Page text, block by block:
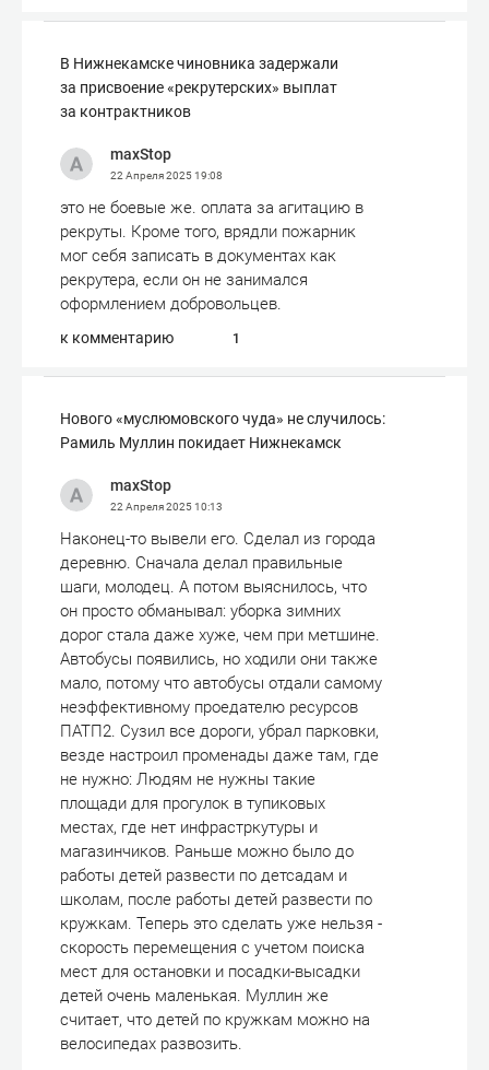
В Нижнекамске чиновника задержали
за присвоение «рекрутерских» выплат
за контрактников
maxStop
22 Апреля 202519:08
это не боевые же. оплата за агитацию в
рекруты. Кроме того, врядли пожарник
мог себя записать в документах как
рекрутера, если он не занимался
оформлением добровольцев.
к комментарию 1
Нового «муслюмовского чуда» не случилось:
Рамиль Муллин покидает Нижнекамск
maxStop
22 Апреля 202510:13
Наконец-то вывели его. Сделал из города
деревню. Сначала делал правильные
шаги, молодец. А потом выяснилось, что
он просто обманывал: уборка зимних
дорог стала даже хуже, чем при метшине.
Автобусы появились, но ходили они также
мало, потому что автобусы отдали самому
неэффективному проедателю ресурсов
ПАТП2. Сузил все дороги, убрал парковки,
везде настроил променады даже там, где
не нужно: Людям не нужны такие
площади для прогулок в тупиковых
местах, где нет инфрастркутуры и
магазинчиков. Раньше можно было до
работы детей развести по детсадам и
школам, после работы детей развести по
кружкам. Теперь это сделать уже нельзя -
скорость перемещения с учетом поиска
мест для остановки и посадки-высадки
детей очень маленькая. Муллин же
считает, что детей по кружкам можно на
велосипедах развозить.